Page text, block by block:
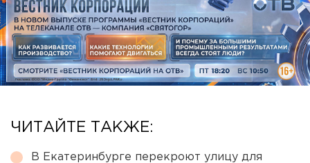
ЧИТАЙТЕ ТАКЖЕ:
В Екатеринбурге перекроют улицу для